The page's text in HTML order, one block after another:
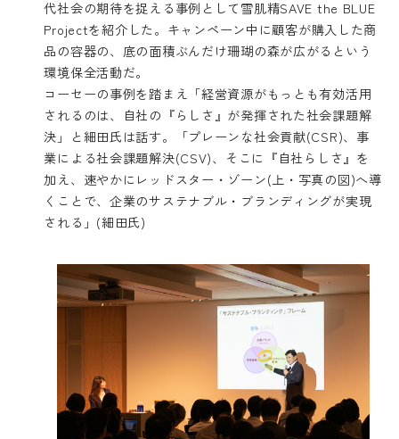
代社会の期待を捉える事例として雪肌精SAVE the BLUE
Projectを紹介した。キャンペーン中に顧客が購入した商
品の容器の、底の面積ぶんだけ珊瑚の森が広がるという
環境保全活動だ。
コーセーの事例を踏まえ「経営資源がもっとも有効活用
されるのは、自社の『らしさ』が発揮された社会課題解
決」と細田氏は話す。「プレーンな社会貢献(CSR)、事
業による社会課題解決(CSV)、そこに『自社らしさ』を
加え、速やかにレッドスター・ゾーン(上・写真の図)へ導
くことで、企業のサステナブル・ブランディングが実現
される」(細田氏)